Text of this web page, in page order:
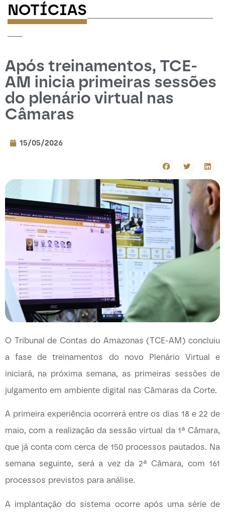
NOTÍCIAS
---
Após treinamentos, TCE-
AM inicia primeiras sessões
do plenário virtual nas
Câmaras
15/05/2026
O Tribunal de Contas do Amazonas (TCE-AM) concluiu
a fase de treinamentos do novo Plenário Virtual e
iniciará, na próxima semana, as primeiras sessões de
julgamento em ambiente digital nas Câmaras da Corte.
A primeira experiência ocorrerá entre os dias 18 e 22 de
maio, com a realização da sessão virtual da 1ª Câmara,
que já conta com cerca de 150 processos pautados. Na
semana seguinte, será a vez da 2ª Câmara, com 161
processos previstos para análise.
A implantação do sistema ocorre após uma série de